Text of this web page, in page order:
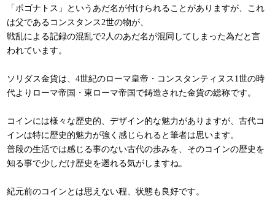
「ポゴナトス」というあだ名が付けられることがありますが、これ
は父であるコンスタンス2世の物が、
戦乱による記録の混乱で2人のあだ名が混同してしまった為だと言
われています。
ソリダス金貨は、4世紀のローマ皇帝・コンスタンティヌス1世の時
代よりローマ帝国・東ローマ帝国で鋳造された金貨の総称です。
コインには様々な歴史的、デザイン的な魅力がありますが、古代コ
インは特に歴史的魅力が強く感じられると筆者は思います。
普段の生活では感じる事のない古代の歩みを、そのコインの歴史を
知る事で少しだけ歴史を遡れる気がしますね。
紀元前のコインとは思えない程、状態も良好です。